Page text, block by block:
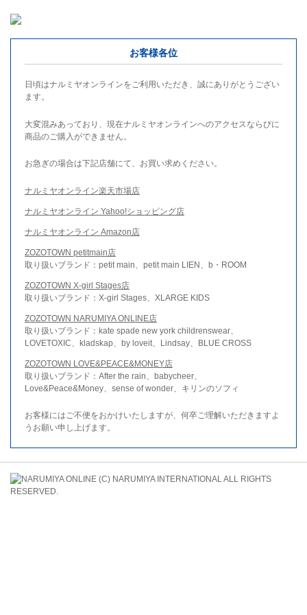
お客様各位
日頃はナルミヤオンラインをご利用いただき、誠にありがとうござい
ます。
大変混みあっており、現在ナルミヤオンラインへのアクセスならびに
商品のご購入ができません。
お急ぎの場合は下記店舗にて、お買い求めください。
ナルミヤオンライン楽天市場店
ナルミヤオンライン Yahoo!ショッピング店
ナルミヤオンライン Amazon店
ZOZOTOWN petitmain店
取り扱いブランド：petit main、petit main LIEN、b・ROOM
ZOZOTOWN X-girl Stages店
取り扱いブランド：X-girl Stages、XLARGE KIDS
ZOZOTOWN NARUMIYA ONLINE店
取り扱いブランド：kate spade new york childrenswear、
LOVETOXIC、kladskap、by loveit、Lindsay、BLUE CROSS
ZOZOTOWN LOVE&PEACE&MONEY店
取り扱いブランド：After the rain、babycheer、
Love&Peace&Money、sense of wonder、キリンのソフィ
お客様にはご不便をおかけいたしますが、何卒ご理解いただきますよ
うお願い申し上げます。